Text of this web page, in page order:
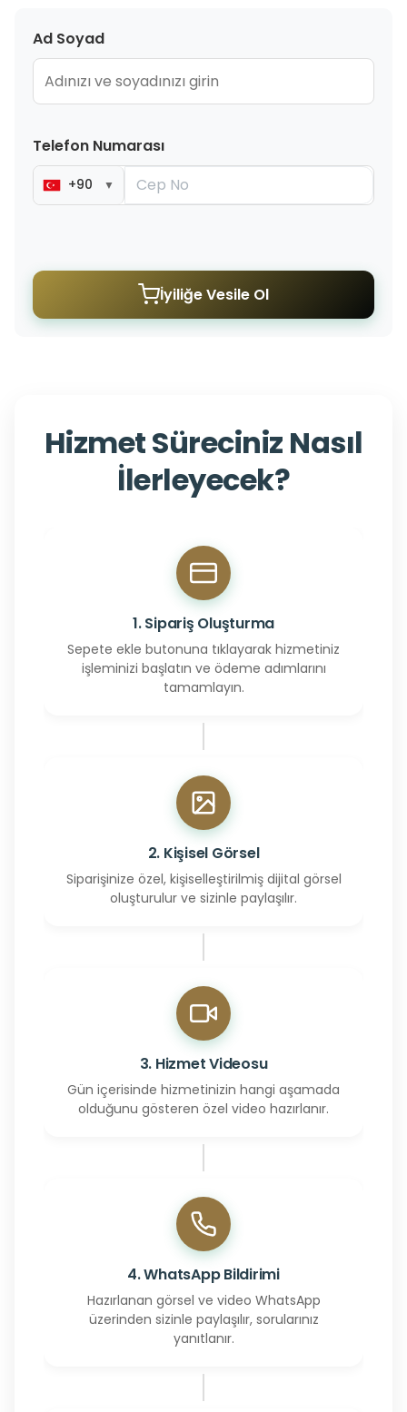
Ad Soyad
Telefon Numarası
+90 ▼
İyiliğe Vesile Ol
Hizmet Süreciniz Nasıl
İlerleyecek?
1. Sipariş Oluşturma
Sepete ekle butonuna tıklayarak hizmetiniz
işleminizi başlatın ve ödeme adımlarını
tamamlayın.
2. Kişisel Görsel
Siparişinize özel, kişiselleştirilmiş dijital görsel
oluşturulur ve sizinle paylaşılır.
3. Hizmet Videosu
Gün içerisinde hizmetinizin hangi aşamada
olduğunu gösteren özel video hazırlanır.
4. WhatsApp Bildirimi
Hazırlanan görsel ve video WhatsApp
üzerinden sizinle paylaşılır, sorularınız
yanıtlanır.